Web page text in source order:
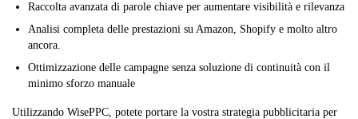
Raccolta avanzata di parole chiave per aumentare visibilità e rilevanza
Analisi completa delle prestazioni su Amazon, Shopify e molto altro
ancora.
Ottimizzazione delle campagne senza soluzione di continuità con il
minimo sforzo manuale
Utilizzando WisePPC, potete portare la vostra strategia pubblicitaria per